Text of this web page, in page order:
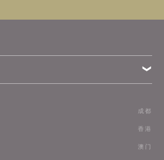
成都
香港
澳门